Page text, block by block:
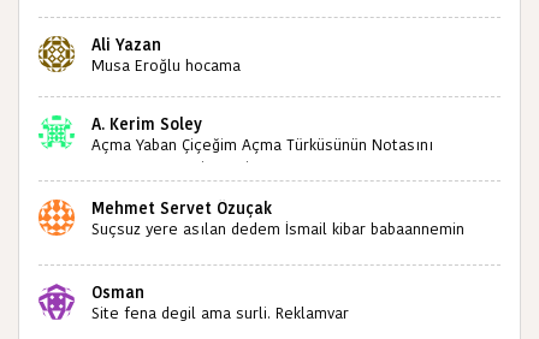
sizlerin sayesinde türkülerimiz ölmeyecektir tekrar
teşekkürler saygılarımla
Ali Yazan
Musa Eroğlu hocama
A. Kerim Soley
Açma Yaban Çiçeğim Açma Türküsünün Notasını
Bulabilir miyiz ?İlginiz İçin Şimdiden Teşekkürler.
Mehmet Servet Özuçak
Suçsuz yere asılan dedem İsmail kibar babaannemin
Osman
Site fena degil ama surli. Reklamvar